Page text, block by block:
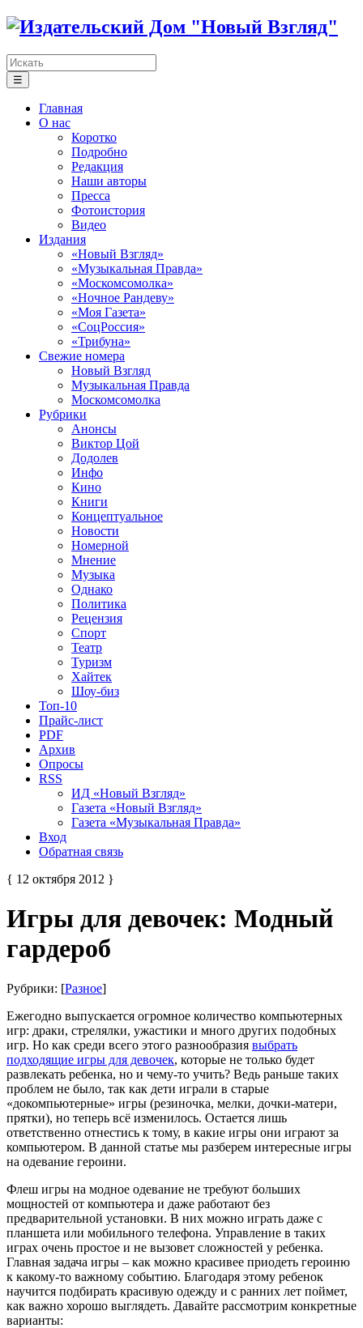
☰
Главная
О нас
Коротко
Подробно
Редакция
Наши авторы
Пресса
Фотоистория
Видео
Издания
«Новый Взгляд»
«Музыкальная Правда»
«Москомсомолка»
«Ночное Рандеву»
«Моя Газета»
«СоцРоссия»
«Трибуна»
Свежие номера
Новый Взгляд
Музыкальная Правда
Москомсомолка
Рубрики
Анонсы
Виктор Цой
Додолев
Инфо
Кино
Книги
Концептуальное
Новости
Номерной
Мнение
Музыка
Однако
Политика
Рецензия
Спорт
Театр
Туризм
Хайтек
Шоу-биз
Топ-10
Прайс-лист
PDF
Архив
Опросы
RSS
ИД «Новый Взгляд»
Газета «Новый Взгляд»
Газета «Музыкальная Правда»
Вход
Обратная связь
{ 12 октября 2012 }
Игры для девочек: Модный
гардероб
Рубрики: [Разное]
Ежегодно выпускается огромное количество компьютерных
игр: драки, стрелялки, ужастики и много других подобных
игр. Но как среди всего этого разнообразия выбрать
подходящие игры для девочек, которые не только будет
развлекать ребенка, но и чему-то учить? Ведь раньше таких
проблем не было, так как дети играли в старые
«докомпьютерные» игры (резиночка, мелки, дочки-матери,
прятки), но теперь всё изменилось. Остается лишь
ответственно отнестись к тому, в какие игры они играют за
компьютером. В данной статье мы разберем интересные игры
на одевание героини.
Флеш игры на модное одевание не требуют больших
мощностей от компьютера и даже работают без
предварительной установки. В них можно играть даже с
планшета или мобильного телефона. Управление в таких
играх очень простое и не вызовет сложностей у ребенка.
Главная задача игры – как можно красивее приодеть героиню
к какому-то важному событию. Благодаря этому ребенок
научится подбирать красивую одежду и с ранних лет поймет,
как важно хорошо выглядеть. Давайте рассмотрим конкретные
варианты: